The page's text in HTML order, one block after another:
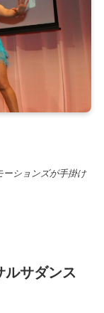
ションズが手掛け
サダンス